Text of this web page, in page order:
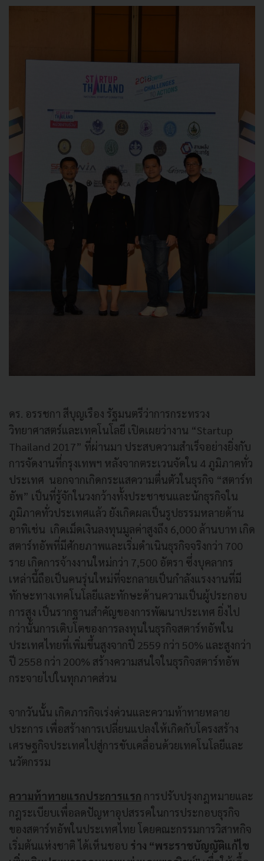
ดร. อรรชกา สีบุญเรือง รัฐมนตรีว่าการกระทรวง
วิทยาศาสตร์และเทคโนโลยี เปิดเผยว่างาน “Startup
Thailand 2017” ที่ผ่านมา ประสบความสำเร็จอย่างยิ่งกับ
การจัดงานที่กรุงเทพฯ หลังจากตระเวนจัดใน 4 ภูมิภาคทั่ว
ประเทศ นอกจากเกิดกระแสความตื่นตัวในธุรกิจ “สตาร์ท
อัพ” เป็นที่รู้จักในวงกว้างทั้งประชาชนและนักธุรกิจใน
ภูมิภาคทั่วประเทศแล้ว ยังเกิดผลเป็นรูปธรรมหลายด้าน
อาทิเช่น เกิดเม็ดเงินลงทุนมูลค่าสูงถึง 6,000 ล้านบาท เกิด
สตาร์ทอัพที่มีศักยภาพและเริ่มดำเนินธุรกิจจริงกว่า 700
ราย เกิดการจ้างงานใหม่กว่า 7,500 อัตรา ซึ่งบุคลากร
เหล่านี้ถือเป็นคนรุ่นใหม่ที่จะกลายเป็นกำลังแรงงานที่มี
ทักษะทางเทคโนโลยีและทักษะด้านความเป็นผู้ประกอบ
การสูง เป็นรากฐานสำคัญของการพัฒนาประเทศ ยิ่งไป
กว่านั้นการเติบโตของการลงทุนในธุรกิจสตาร์ทอัพใน
ประเทศไทยที่เพิ่มขึ้นสูงจากปี 2559 กว่า 50% และสูงกว่า
ปี 2558 กว่า 200% สร้างความสนใจในธุรกิจสตาร์ทอัพ
กระจายไปในทุกภาคส่วน
จากวันนั้น เกิดภารกิจเร่งด่วนและความท้าทายหลาย
ประการ เพื่อสร้างการเปลี่ยนแปลงให้เกิดกับโครงสร้าง
เศรษฐกิจประเทศไปสู่การขับเคลื่อนด้วยเทคโนโลยีและ
นวัตกรรม
ความท้าทายแรกประการแรก การปรับปรุงกฎหมายและ
กฎระเบียบเพื่อลดปัญหาอุปสรรคในการประกอบธุรกิจ
ของสตาร์ทอัพในประเทศไทย โดยคณะกรรมการวิสาหกิจ
เริ่มต้นแห่งชาติ ได้เห็นชอบ ร่าง “พระราชบัญญัติแก้ไข